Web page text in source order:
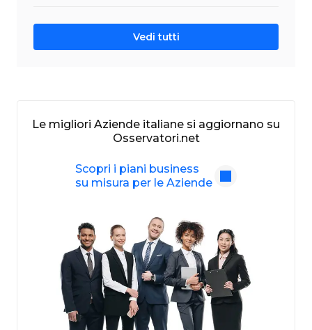
Vedi tutti
Le migliori Aziende italiane si aggiornano su
Osservatori.net
Scopri i piani business
su misura per le Aziende